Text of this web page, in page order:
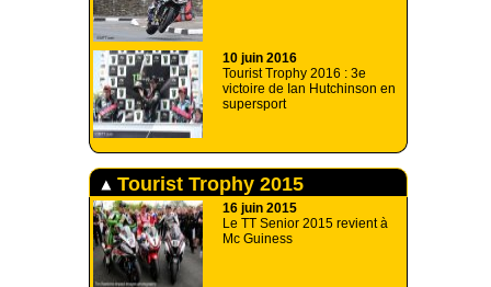
10 juin 2016
Tourist Trophy 2016 : 3e
victoire de Ian Hutchinson en
supersport
Tourist Trophy 2015
16 juin 2015
Le TT Senior 2015 revient à
Mc Guiness